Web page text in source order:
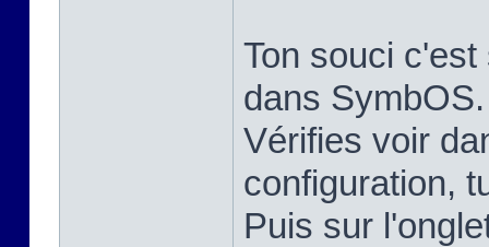
Ton souci
dans SymbOS.
Vérifies voir
configuration,
Puis sur